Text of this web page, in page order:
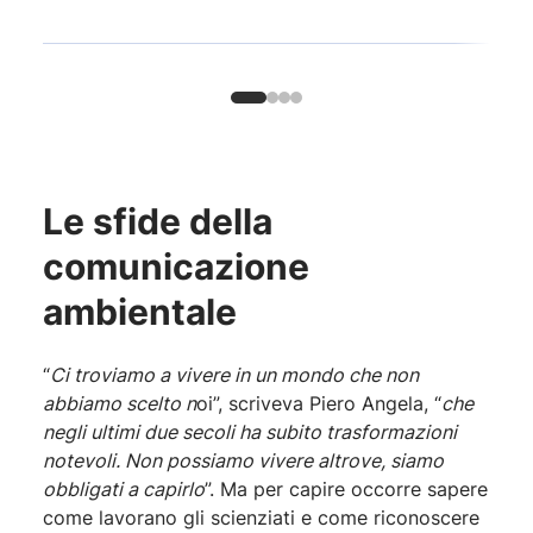
Le sfide della
comunicazione
ambientale
“Ci troviamo a vivere in un mondo che non
abbiamo scelto noi”, scriveva Piero Angela, “che
negli ultimi due secoli ha subito trasformazioni
notevoli. Non possiamo vivere altrove, siamo
obbligati a capirlo”. Ma per capire occorre sapere
come lavorano gli scienziati e come riconoscere